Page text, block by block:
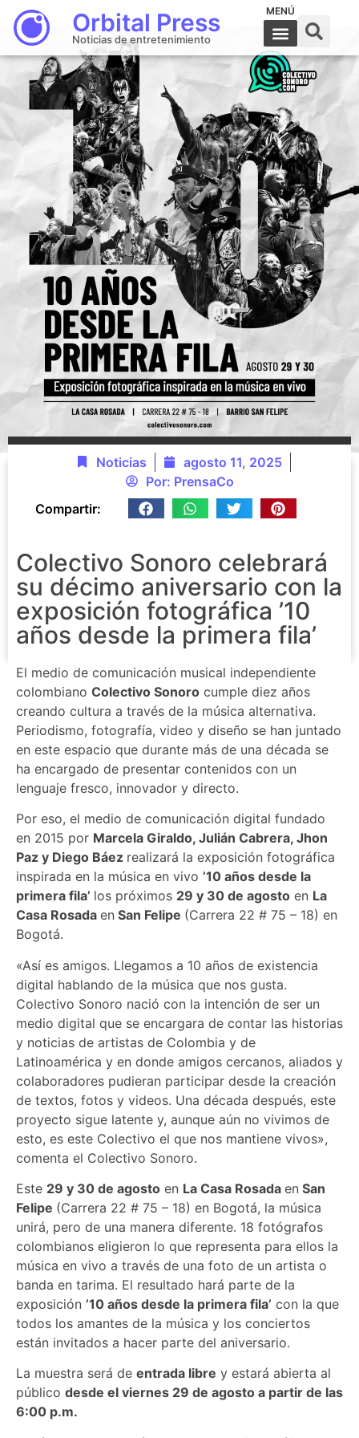
Orbital Press
Noticias de entretenimiento
MENÚ
Noticias
agosto 11, 2025
Por: PrensaCo
Compartir:
Colectivo Sonoro celebrará
su décimo aniversario con la
exposición fotográfica ’10
años desde la primera fila’
El medio de comunicación musical independiente
colombiano Colectivo Sonoro cumple diez años
creando cultura a través de la música alternativa.
Periodismo, fotografía, video y diseño se han juntado
en este espacio que durante más de una década se
ha encargado de presentar contenidos con un
lenguaje fresco, innovador y directo.
Por eso, el medio de comunicación digital fundado
en 2015 por Marcela Giraldo, Julián Cabrera, Jhon
Paz y Diego Báez realizará la exposición fotográfica
inspirada en la música en vivo ’10 años desde la
primera fila’ los próximos 29 y 30 de agosto en La
Casa Rosada en San Felipe (Carrera 22 # 75 – 18) en
Bogotá.
«Así es amigos. Llegamos a 10 años de existencia
digital hablando de la música que nos gusta.
Colectivo Sonoro nació con la intención de ser un
medio digital que se encargara de contar las historias
y noticias de artistas de Colombia y de
Latinoamérica y en donde amigos cercanos, aliados y
colaboradores pudieran participar desde la creación
de textos, fotos y videos. Una década después, este
proyecto sigue latente y, aunque aún no vivimos de
esto, es este Colectivo el que nos mantiene vivos»,
comenta el Colectivo Sonoro.
Este 29 y 30 de agosto en La Casa Rosada en San
Felipe (Carrera 22 # 75 – 18) en Bogotá, la música
unirá, pero de una manera diferente. 18 fotógrafos
colombianos eligieron lo que representa para ellos la
música en vivo a través de una foto de un artista o
banda en tarima. El resultado hará parte de la
exposición ’10 años desde la primera fila’ con la que
todos los amantes de la música y los conciertos
están invitados a hacer parte del aniversario.
La muestra será de entrada libre y estará abierta al
público desde el viernes 29 de agosto a partir de las
6:00 p.m.